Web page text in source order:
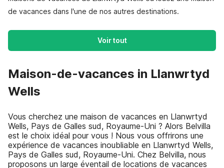
de vacances dans l'une de nos autres destinations.
Voir tout
Maison-de-vacances in Llanwrtyd
Wells
Vous cherchez une maison de vacances en Llanwrtyd
Wells, Pays de Galles sud, Royaume-Uni ? Alors Belvilla
est le choix idéal pour vous ! Nous vous offrirons une
expérience de vacances inoubliable en Llanwrtyd Wells,
Pays de Galles sud, Royaume-Uni. Chez Belvilla, nous
proposons un large éventail de locations de vacances